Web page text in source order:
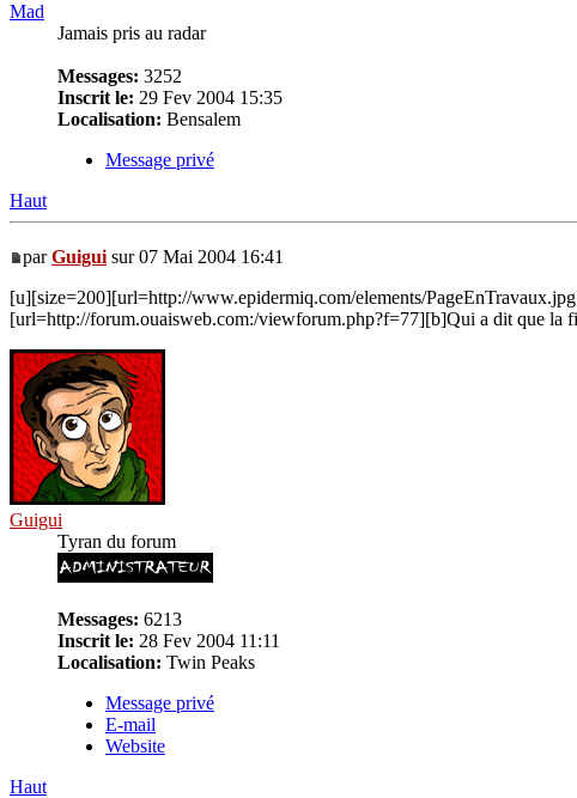
Mad
Jamais pris au radar
Messages: 3252
Inscrit le: 29 Fev 2004 15:35
Localisation: Bensalem
Message privé
Haut
parGuigui sur 07 Mai 2004 16:41
[u][size=200][url=http://www.epidermiq.com/elements/
[url=http://forum.ouaisweb.com:/viewforum.php?f=77][b]Qui a dit que la
Guigui
Tyran du forum
Messages: 6213
Inscrit le: 28 Fev 2004 11:11
Localisation: Twin Peaks
Message privé
E-mail
Website
Haut